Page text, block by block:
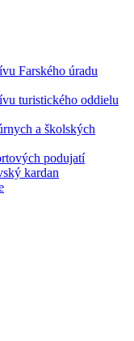
Farského úradu
turistického oddielu
a školských
podujatí
kardan